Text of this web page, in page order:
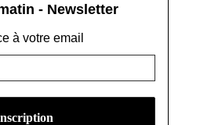
- Newsletter
à votre email